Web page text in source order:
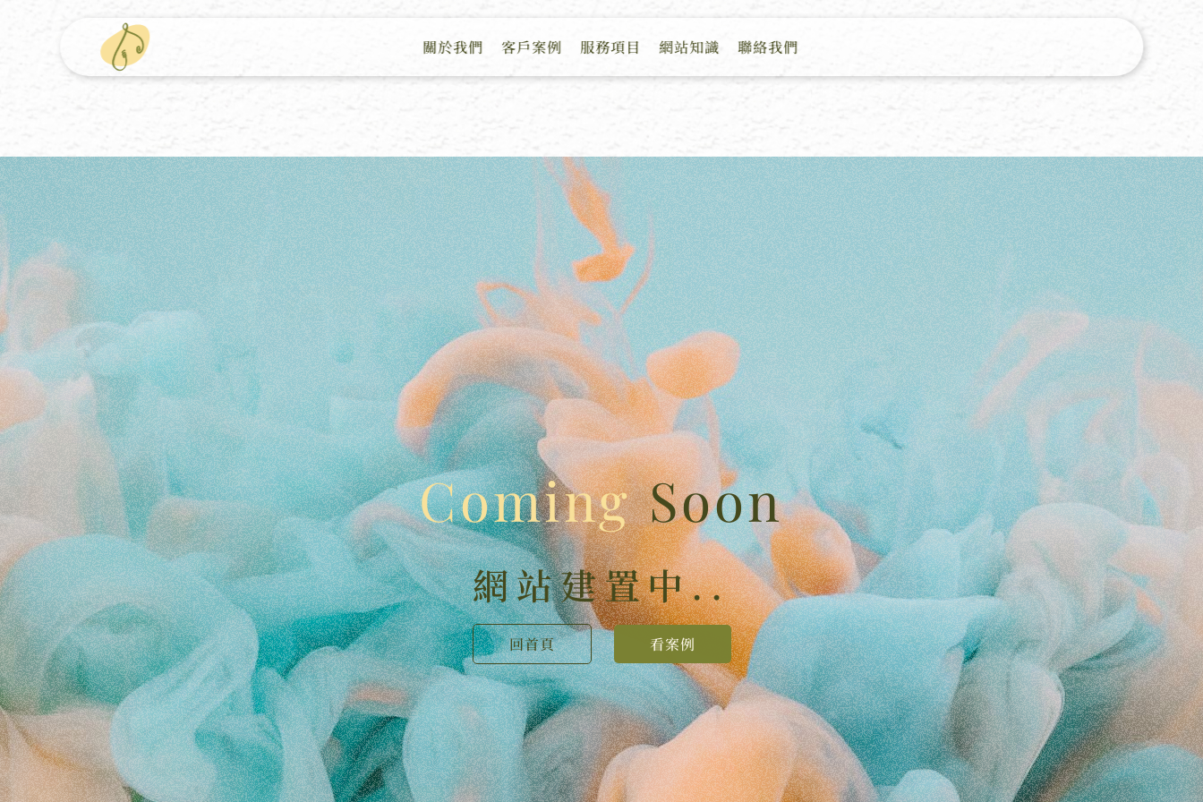
關於我們 客戶案例 服務項目 網站知識 聯絡我們
Coming Soon
網站建置中..
回首頁 看案例